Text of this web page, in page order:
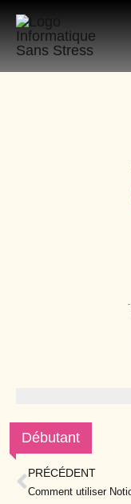
Aller
Débutant
Prev
PRÉCÉDENT